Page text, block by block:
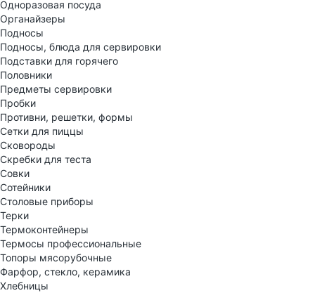
Одноразовая посуда
Органайзеры
Подносы
Подносы, блюда для сервировки
Подставки для горячего
Половники
Предметы сервировки
Пробки
Противни, решетки, формы
Сетки для пиццы
Сковороды
Скребки для теста
Совки
Сотейники
Столовые приборы
Терки
Термоконтейнеры
Термосы профессиональные
Топоры мясорубочные
Фарфор, стекло, керамика
Хлебницы